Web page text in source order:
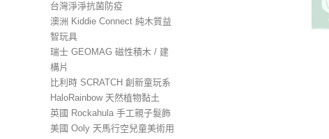
台灣淨淨抗菌防疫
澳洲 Kiddie Connect 純木質益
智玩具
瑞士 GEOMAG 磁性積木 / 建
構片
比利時 SCRATCH 創新童玩系
HaloRainbow 天然植物黏土
英國 Rockahula 手工親子髮飾
美國 Ooly 天馬行空兒童美術用